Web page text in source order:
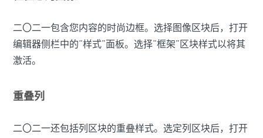
二〇二一包含您内容的时尚边框。选择图像区块后，打开
编辑器侧栏中的“样式”面板。选择“框架”区块样式以将其
激活。
重叠列
二〇二一还包括列区块的重叠样式。选定列区块后，打开